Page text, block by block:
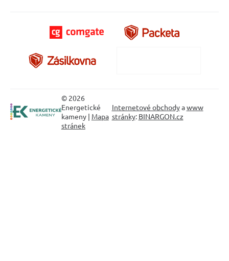
© 2026
Energetické
kameny | Mapa
stránek
Internetové obchodyawww
stránky: BINARGON.cz